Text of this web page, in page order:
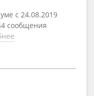
с 24.08.2019
сообщения